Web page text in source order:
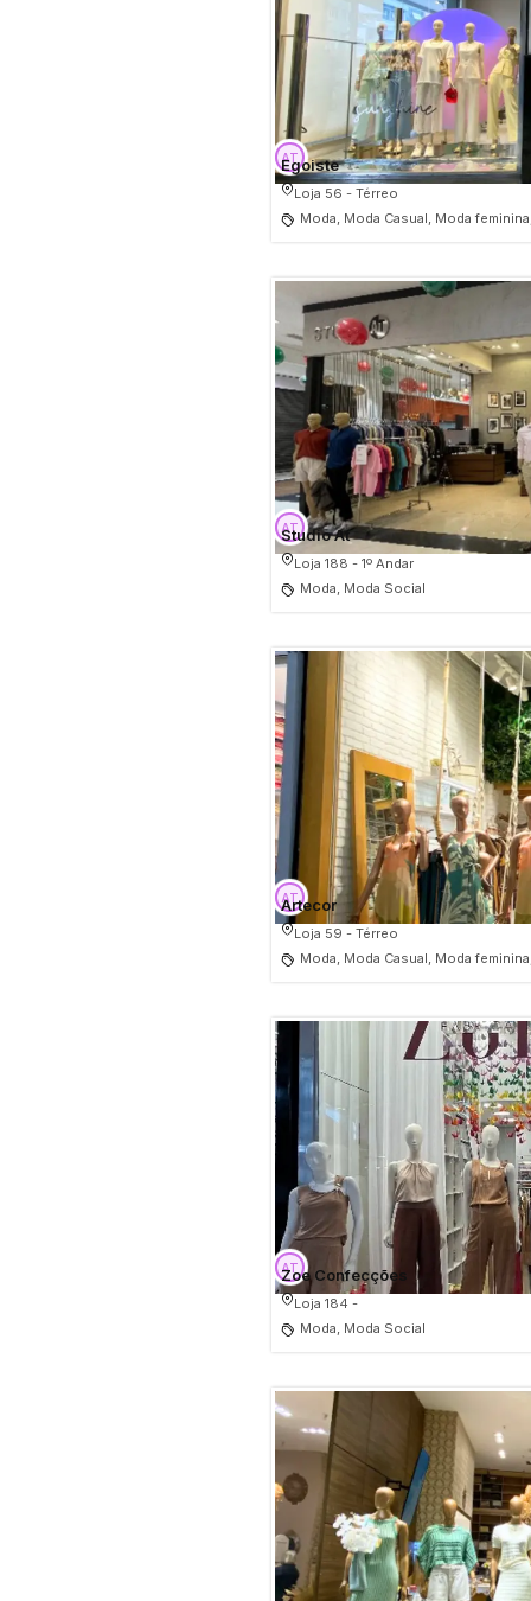
Egoiste
Loja 56 - Térreo
Moda, Moda Casual, Moda
Studio At
Loja 188 - 1º Andar
Moda, Moda Social
Artecor
Loja 59 - Térreo
Moda, Moda Casual, Moda
Zoe Confecções
Loja 184 -
Moda, Moda Social